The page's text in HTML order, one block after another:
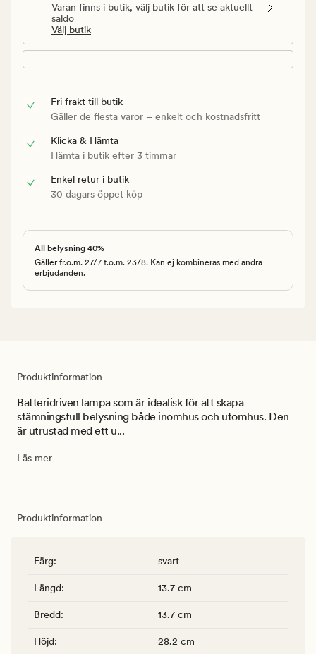
Varan finns i butik, välj butik för att se aktuellt
saldo
Välj butik
Fri frakt till butik
Gäller de flesta varor – enkelt och kostnadsfritt
Klicka & Hämta
Hämta i butik efter 3 timmar
Enkel retur i butik
30 dagars öppet köp
All belysning 40%
Gäller fr.o.m. 27/7 t.o.m. 23/8. Kan ej kombineras med andra
erbjudanden.
Produktinformation
Batteridriven lampa som är idealisk för att skapa
stämningsfull belysning både inomhus och utomhus. Den
är utrustad med ett u...
Läs mer
Produktinformation
Färg: svart
Längd: 13.7 cm
Bredd: 13.7 cm
Höjd: 28.2 cm